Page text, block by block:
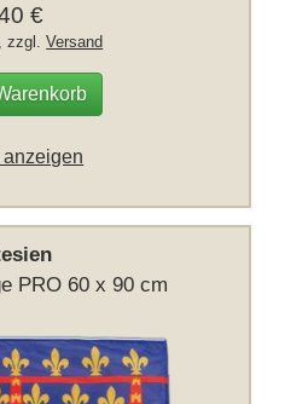
€
zzgl.Versand
anzeigen
PRO 60 x 90 cm